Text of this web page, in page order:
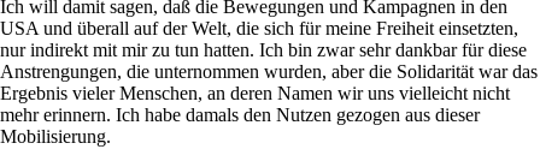
Ich will damit sagen, daß die Bewegungen und Kampagnen in den
USA und überall auf der Welt, die sich für meine Freiheit einsetzten,
nur indirekt mit mir zu tun hatten. Ich bin zwar sehr dankbar für diese
Anstrengungen, die unternommen wurden, aber die Solidarität war das
Ergebnis vieler Menschen, an deren Namen wir uns vielleicht nicht
mehr erinnern. Ich habe damals den Nutzen gezogen aus dieser
Mobilisierung.